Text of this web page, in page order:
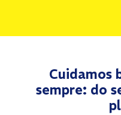
Cuidamos
sempre: do